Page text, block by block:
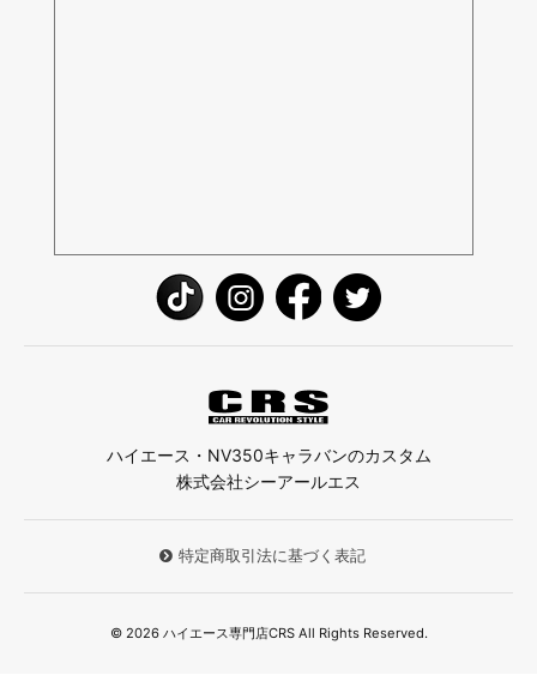
ハイエース・NV350キャラバンのカスタム
株式会社シーアールエス
特定商取引法に基づく表記
© 2026 ハイエース専門店CRS All Rights Reserved.